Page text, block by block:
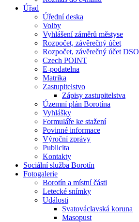
Úřad
Úřední deska
Volby
Vyhlášení záměrů městyse
Rozpočet, závěrečný účet
Rozpočet, závěrečný účet DSO
Czech POINT
E-podatelna
Matrika
Zastupitelstvo
Zápisy zastupitelstva
Územní plán Borotína
Vyhlášky
Formuláře ke stažení
Povinné informace
Výroční zprávy
Publicita
Kontakty
Sociální služba Borotín
Fotogalerie
Borotín a místní části
Letecké snímky
Události
Svatováclavská koruna
Masopust